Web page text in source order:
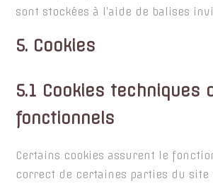
sont stockées à l’aide de balises
5. Cookies
5.1 Cookies techniques
fonctionnels
Certains cookies assurent le
correct de certaines parties du site